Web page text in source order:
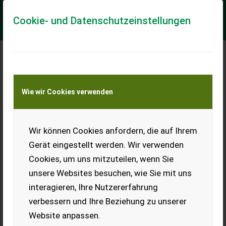
Cookie- und Datenschutzeinstellungen
Wie wir Cookies verwenden
Wir können Cookies anfordern, die auf Ihrem
Gerät eingestellt werden. Wir verwenden
Cookies, um uns mitzuteilen, wenn Sie
unsere Websites besuchen, wie Sie mit uns
interagieren, Ihre Nutzererfahrung
verbessern und Ihre Beziehung zu unserer
Website anpassen.
Meine Transportkostenanfrage
Transport von Land- und Baumaschinen –
KEINE Tiertransporte
Sonstige Palettengabel 120 cm passend zu
Genie/Terex Aufn
NEU, passend zu Genie/Terex Aufnahme, mit geschmiedeten
Zinken 1200 mm lang, 80 mm breit, 40 mm stark, 2 t Hublast,
FEM2 Gabelträger
EUR 1.464 inkl. 20 % MwSt.